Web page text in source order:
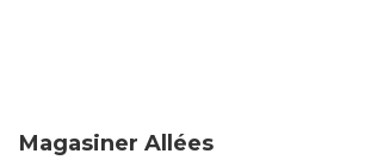
Magasiner Allées